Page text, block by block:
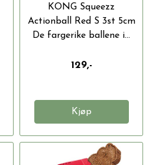
KONG Squeezz
Actionball Red S 3st 5cm
De fargerike ballene i...
129,-
Kjøp